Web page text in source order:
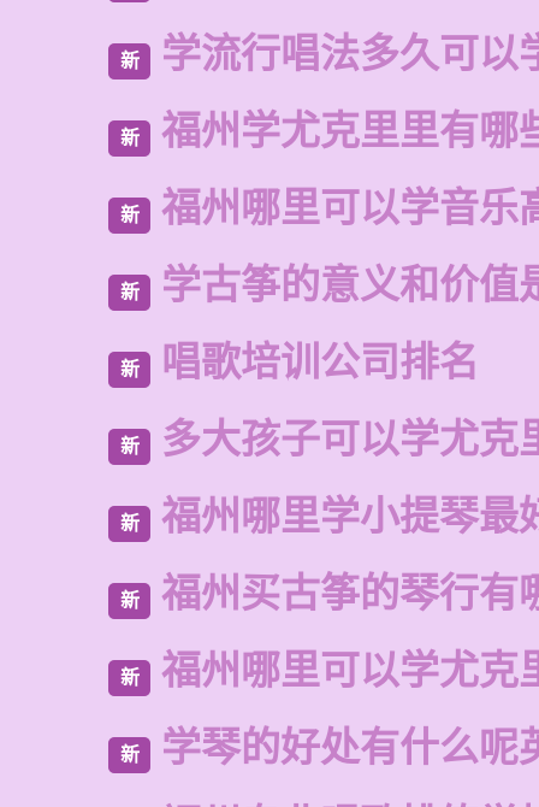
新 学流行唱法多久可以
新 福州学尤克里里有哪
新 福州哪里可以学音乐
新 学古筝的意义和价值
新 唱歌培训公司排名
新 多大孩子可以学尤克
新 福州哪里学小提琴最
新 福州买古筝的琴行有
新 福州哪里可以学尤克
新 学琴的好处有什么呢